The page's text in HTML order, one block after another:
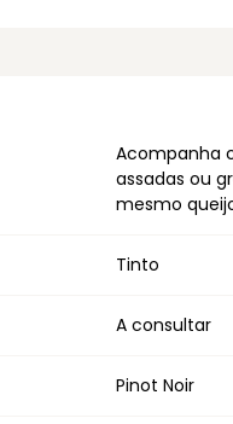
Acompanha
assadas ou
mesmo
Tinto
A consultar
Pinot Noir